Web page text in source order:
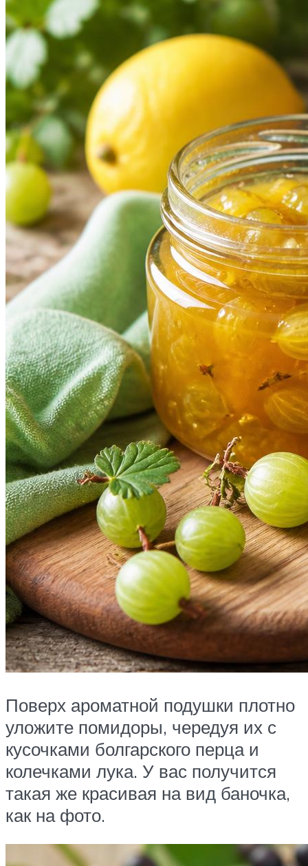
Поверх ароматной подушки плотно
уложите помидоры, чередуя их с
кусочками болгарского перца и
колечками лука. У вас получится
такая же красивая на вид баночка,
как на фото.